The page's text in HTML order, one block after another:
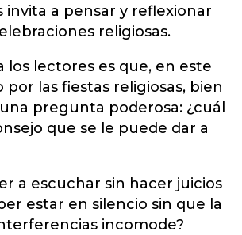
invita a pensar y reflexionar
religiosas.
los lectores es que, en este
las fiestas religiosas, bien
pregunta poderosa: ¿cuál
que se le puede dar a
a escuchar sin hacer juicios
estar en silencio sin que la
incomode?